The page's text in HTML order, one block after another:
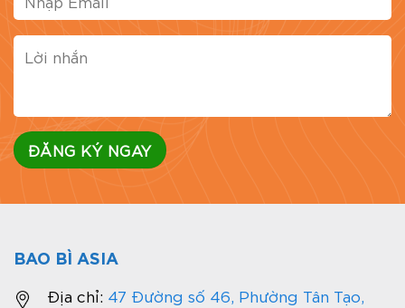
BAO BÌ ASIA
Địa chỉ: 47 Đường số 46, Phường Tân Tạo,